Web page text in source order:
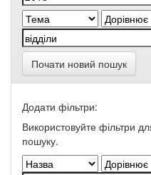
Почати новий пошук
Додати фільтри:
Використовуйте фільтри
пошуку.